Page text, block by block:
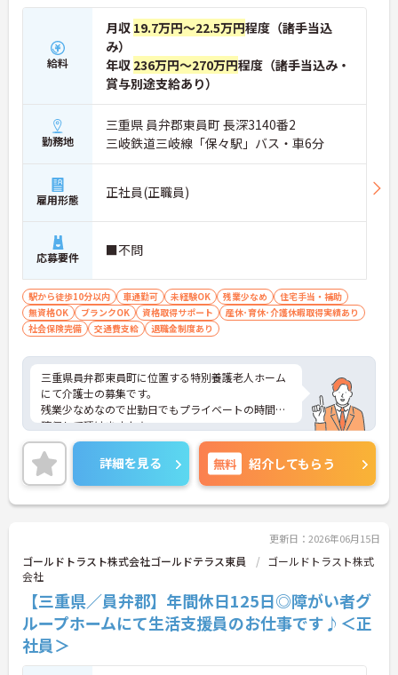
給料
月収 19.7万円～22.5万円程度（諸手当込
み）
年収 236万円～270万円程度（諸手当込み・
賞与別途支給あり）
勤務地
三重県 員弁郡東員町 長深3140番2
三岐鉄道三岐線「保々駅」バス・車6分
雇用形態 正社員(正職員)
応募要件 ■不問
駅から徒歩10分以内 車通勤可 未経験OK 残業少なめ
住宅手当・補助
無資格OK
ブランクOK 資格取得サポート
産休･育休･介護休暇取得実績あり
社会保険完備
交通費支給 退職金制度あり
三重県員弁郡東員町に位置する特別養護老人ホーム
にて介護士の募集です。
残業少なめなので出勤日でもプライベートの時間を
確保して頂けますよ★
最寄り駅より徒歩10分圏内と好立地、マイカー通勤
も可能と通勤のストレスが少ないのも嬉しいポイン
トです。
ご興味をお持ちの方には詳細の情報や面接のポイン
トをお伝えしますのでお気軽にお問い合わせくださ
詳細を見る 無料 紹介してもらう
更新日：2026年06月15日
ゴールドトラスト株式会社ゴールドテラス東員
ゴールドトラスト株式
会社
【三重県／員弁郡】年間休日125日◎障がい者グ
ループホームにて生活支援員のお仕事です♪＜正
社員＞